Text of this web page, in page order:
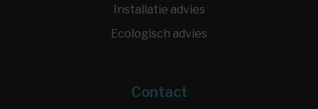
Installatie advies
Ecologisch advies
Contact